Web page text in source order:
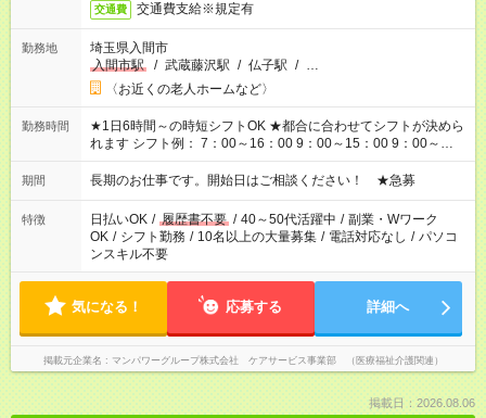
交通費 交通費支給※規定有
勤務地
埼玉県入間市
入間市駅
/ 武蔵藤沢駅 / 仏子駅 / …
〈お近くの老人ホームなど〉
勤務時間
★1日6時間～の時短シフトOK ★都合に合わせてシフトが決めら
れます シフト例： 7：00～16：00 9：00～15：00 9：00～
18：00 11：00～20：00 など ※Wワークの場合、他のお仕事と
合わせ週40時間超の就業はご案内できません ※法令に基づき、
派遣法（日雇い派遣の原則禁止）により、短時間・短期間の就
業はご案内が難しい場合があります
期間 長期のお仕事です。開始日はご相談ください！ ★急募
特徴 日払いOK / 履歴書不要 / 40～50代活躍中 / 副業・Wワーク
OK / シフト勤務 / 10名以上の大量募集 / 電話対応なし / パソコ
ンスキル不要
気になる！ 応募する 詳細へ
掲載元企業名 マンパワーグループ株式会社 ケアサービス事業部 （医療福祉介護関連）
掲載日：2026.08.06